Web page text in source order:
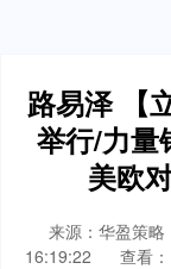
路易泽 【
举行/力量
美欧
来源：华盈策略
16:19:22
查看